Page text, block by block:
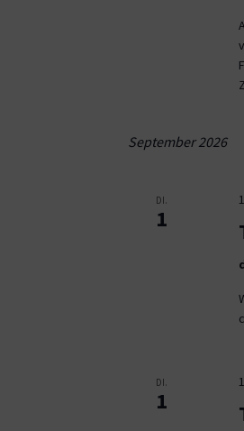
September 2026
DI.
1
DI.
1